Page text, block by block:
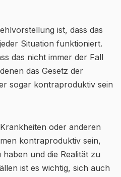
ist, dass das
Situation funktioniert.
das nicht immer der Fall
das Gesetz der
sogar kontraproduktiv sein
oder anderen
kontraproduktiv sein,
und die Realität zu
ist es wichtig, sich auch